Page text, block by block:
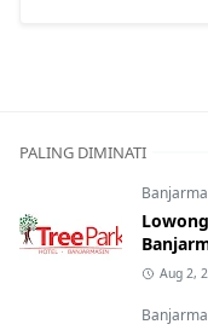
PALING DIMINATI
Aug 2,